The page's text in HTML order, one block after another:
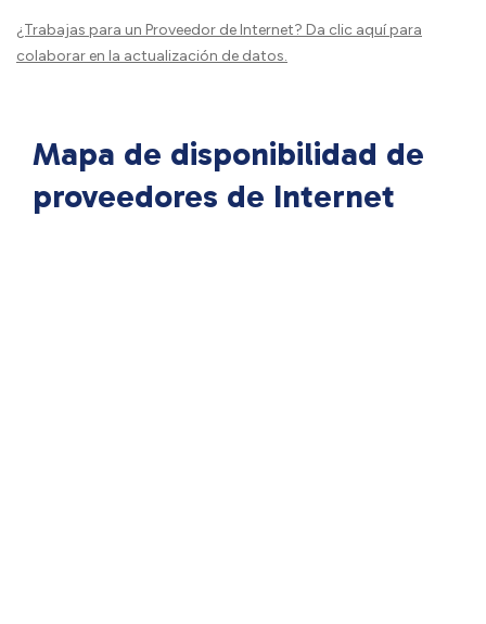
¿Trabajas para un Proveedor de Internet? Da clic aquípara
colaborar en la actualización de datos.
Mapa de disponibilidad de
proveedores de Internet